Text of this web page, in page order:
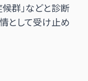
群」などと診断
として受け止め